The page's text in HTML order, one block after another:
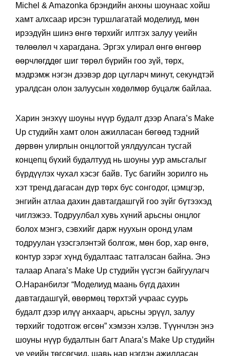
Michel & Amazonka брэндийн анхны шоунаас хойш
хамт алхсаар ирсэн туршлагатай моделиуд, мөн
ирээдүйн шинэ өнгө төрхийг илтгэх залуу үеийн
төлөөлөл ч харагдана. Эргэх улирал өнгө өнгөөр
өөрчлөгддөг шиг төрөл бүрийн гоо зүй, төрх,
мэдрэмж нэгэн дээвэр дор цугларч минут, секундтэй
уралдсан олон залуусын хөдөлмөр буцалж байлаа.
Харин энэхүү шоуны нүүр будалт дээр Anara’s Make
Up студийн хамт олон ажилласан бөгөөд тэдний
дөрвөн улирлын онцлогтой уялдуулсан тусгай
концепц бүхий будалтууд нь шоуны уур амьсгалыг
бүрдүүлэх чухал хэсэг байв. Тус багийн зорилго нь
хэт тренд дагасан дүр төрх бус сонгодог, цэмцгэр,
энгийн атлаа дахин давтагдашгүй гоо зүйг бүтээхэд
чиглэжээ. Тодруулбал хувь хүний арьсны онцлог
болох мэнгэ, сэвхийг дарж нуухын оронд улам
тодруулан үзэсгэлэнтэй болгож, мөн бор, хар өнгө,
контур зэрэг хүнд будалтаас татгалзсан байна. Энэ
талаар Anara’s Make Up студийн үүсгэн байгуулагч
О.Наранбилэг “Моделиуд маань бүгд дахин
давтагдашгүй, өвөрмөц төрхтэй учраас суурь
будалт дээр илүү анхаарч, арьсны эрүүл, залуу
төрхийг тодотгож өгсөн” хэмээн хэлэв. Түүнчлэн энэ
шоуны нүүр будалтын багт Anara’s Make Up студийн
үе үеийн төгсөгчид, шавь нар нэгдэн ажилласан